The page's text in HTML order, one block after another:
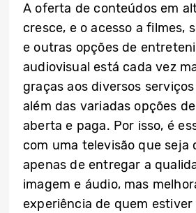
A oferta de conteúdos em
cresce, e o acesso a filmes,
e outras opções de
audiovisual está cada vez
graças aos diversos
além das variadas opções
aberta e paga. Por isso, é
com uma televisão que seja
apenas de entregar a
imagem e áudio, mas
experiência de quem estiver